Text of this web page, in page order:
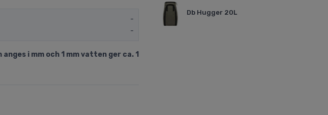
-
-
i mm och 1 mm vatten ger ca. 1
Db Hugger 20L